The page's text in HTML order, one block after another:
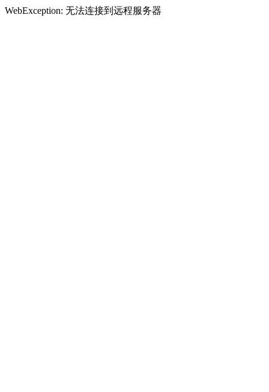
WebException: 无法连接到远程服务器